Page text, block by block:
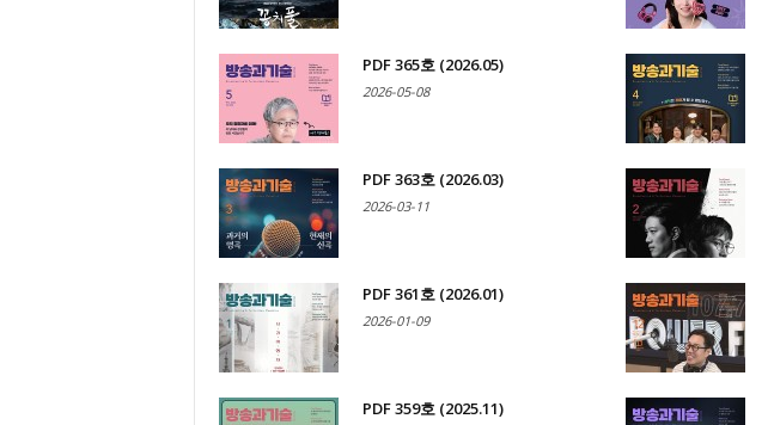
PDF 365호 (2026.05)
2026-05-08
PDF 363호 (2026.03)
2026-03-11
PDF 361호 (2026.01)
2026-01-09
PDF 359호 (2025.11)